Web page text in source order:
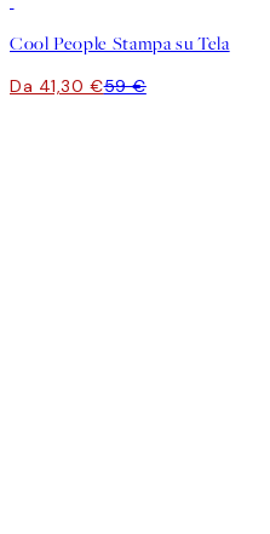
Cool People Stampa su Tela
Da 41,30 €59 €